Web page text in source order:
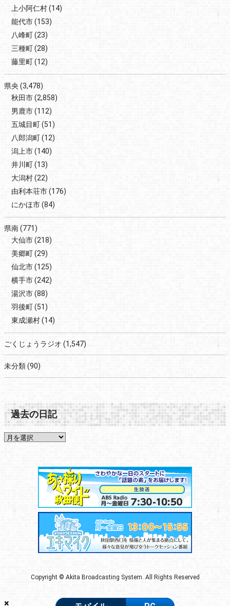
×
上小阿仁村(14)
能代市(153)
八峰町(23)
三種町(28)
藤里町(12)
県央(3,478)
秋田市(2,858)
男鹿市(112)
五城目町(51)
八郎潟町(12)
潟上市(140)
井川町(13)
大潟村(22)
由利本荘市(176)
にかほ市(84)
県南(771)
大仙市(218)
美郷町(29)
仙北市(125)
横手市(242)
湯沢市(88)
羽後町(51)
東成瀬村(14)
ごくじょうラジオ (1,547)
未分類(90)
過去の日記
Copyright © Akita Broadcasting System. All Rights Reserved